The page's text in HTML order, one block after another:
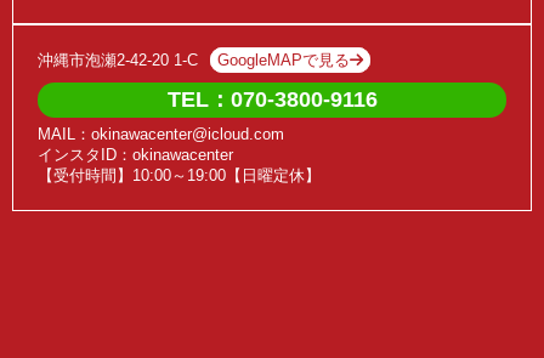
沖縄市泡瀬2-42-20 1-C GoogleMAPで見る
TEL：070-3800-9116
MAIL：okinawacenter@icloud.com
インスタID：okinawacenter
【受付時間】10:00～19:00【日曜定休】